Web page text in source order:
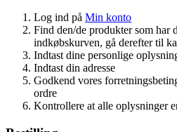
Log ind på Min konto
Find den/de produkter som har
indkøbskurven, gå derefter til
Indtast dine personlige
Indtast din adresse
Godkend vores
ordre
Kontrollere at alle oplysninger